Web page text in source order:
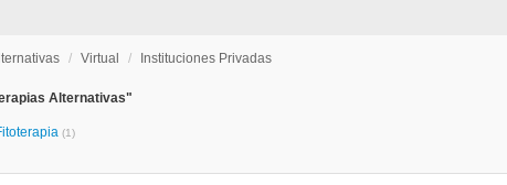
/ Virtual / Instituciones Privadas
Alternativas"
(1)